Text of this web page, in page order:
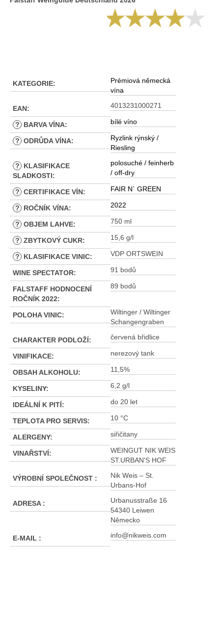
KATEGORIE:
Prémiová německá
vína
EAN: 4013231000271
? BARVA VÍNA: bílé víno
? ODRŮDA VÍNA:
Ryzlink rýnský /
Riesling
?
KLASIFIKACE
SLADKOSTI:
polosuché / feinherb
/ off-dry
? CERTIFIKACE VÍN: FAIR N` GREEN
? ROČNÍK VÍNA: 2022
? OBJEM LAHVE: 750 ml
? ZBYTKOVÝ CUKR: 15,6 g/l
? KLASIFIKACE VINIC: VDP ORTSWEIN
WINE SPECTATOR: 91 bodů
FALSTAFF HODNOCENÍ
ROČNÍK 2022:
89 bodů
POLOHA VINIC:
Wiltinger / Wiltinger
Schangengraben
CHARAKTER PODLOŽÍ: červená břidlice
VINIFIKACE: nerezový tank
OBSAH ALKOHOLU: 11,5%
KYSELINY: 6,2 g/l
IDEÁLNÍ K PITÍ: do 20 let
TEPLOTA PRO SERVIS: 10 °C
ALERGENY: siřičitany
VINAŘSTVÍ:
WEINGUT NIK WEIS
ST.URBAN'S HOF
VÝROBNÍ SPOLEČNOST :
Nik Weis – St.
Urbans-Hof
ADRESA :
Urbanusstraße 16
54340 Leiwen
Německo
E-MAIL : info@nikweis.com